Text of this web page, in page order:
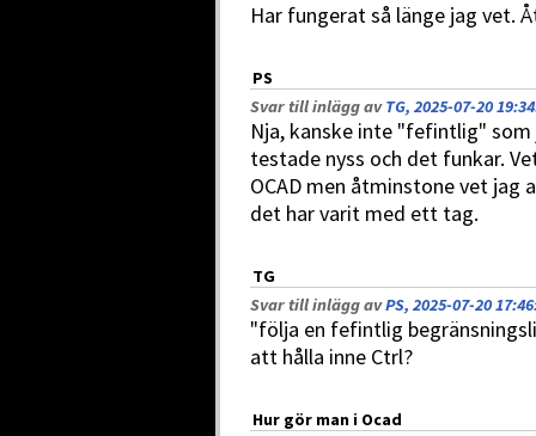
Har fungerat så länge jag vet.
PS
Svar till inlägg avTG, 2025-07-20 19:34
Nja, kanske inte "fefintlig"
testade nyss och det funkar.
OCAD men åtminstone vet jag
det har varit med ett tag.
TG
Svar till inlägg avPS, 2025-07-20 17:46
"följa en fefintlig
att hålla inne Ctrl?
Hur gör man i Ocad